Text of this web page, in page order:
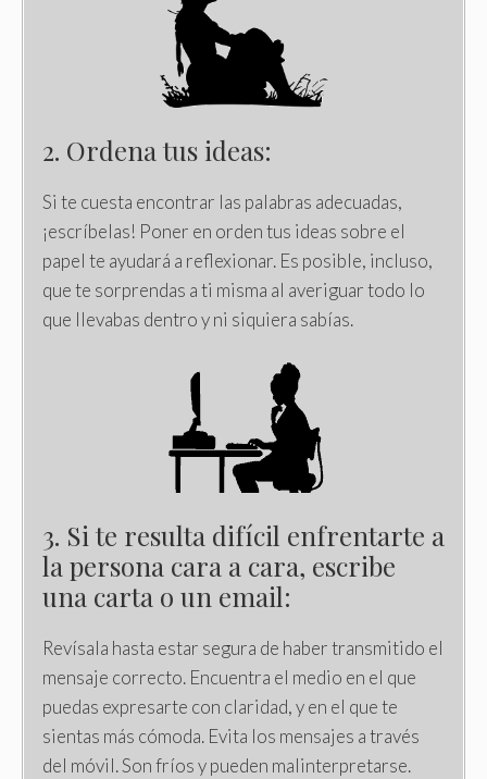
2. Ordena tus ideas:
Si te cuesta encontrar las palabras adecuadas,
¡escríbelas! Poner en orden tus ideas sobre el
papel te ayudará a reflexionar. Es posible, incluso,
que te sorprendas a ti misma al averiguar todo lo
que llevabas dentro y ni siquiera sabías.
3. Si te resulta difícil enfrentarte a
la persona cara a cara, escribe
una carta o un email:
Revísala hasta estar segura de haber transmitido el
mensaje correcto. Encuentra el medio en el que
puedas expresarte con claridad, y en el que te
sientas más cómoda. Evita los mensajes a través
del móvil. Son fríos y pueden malinterpretarse.